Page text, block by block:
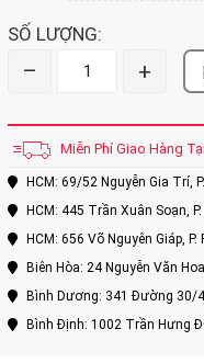
SỐ LƯỢNG:
– +
Miễn Phí Giao Hàng
HCM: 69/52 Nguyễn Gia Trí,
HCM: 445 Trần Xuân Soạn,
HCM: 656 Võ Nguyên Giáp,
Biên Hòa: 24 Nguyễn Văn
Bình Dương: 341 Đường 30/
Bình Định: 1002 Trần Hưng